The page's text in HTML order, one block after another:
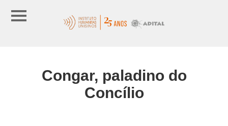
Congar, paladino do
Concílio